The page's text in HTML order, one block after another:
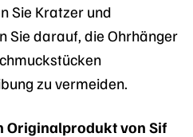
Sie Kratzer und
Sie darauf, die Ohrhänger
zu vermeiden.
Originalprodukt von Sif